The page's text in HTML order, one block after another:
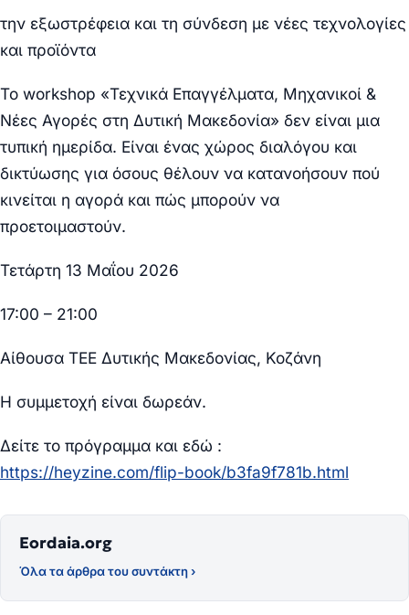
την εξωστρέφεια και τη σύνδεση με νέες τεχνολογίες
και προϊόντα
Το workshop «Τεχνικά Επαγγέλματα, Μηχανικοί &
Νέες Αγορές στη Δυτική Μακεδονία» δεν είναι μια
τυπική ημερίδα. Είναι ένας χώρος διαλόγου και
δικτύωσης για όσους θέλουν να κατανοήσουν πού
κινείται η αγορά και πώς μπορούν να
προετοιμαστούν.
Τετάρτη 13 Μαΐου 2026
17:00 – 21:00
Αίθουσα ΤΕΕ Δυτικής Μακεδονίας, Κοζάνη
Η συμμετοχή είναι δωρεάν.
Δείτε το πρόγραμμα και εδώ :
https://heyzine.com/flip-book/b3fa9f781b.html
Eordaia.org
Όλα τα άρθρα του συντάκτη ›